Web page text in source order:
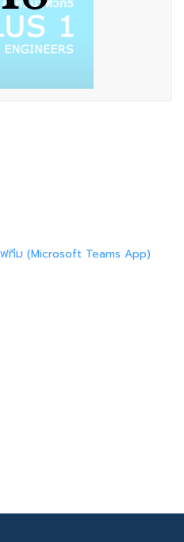
ทีม (Microsoft Teams App)